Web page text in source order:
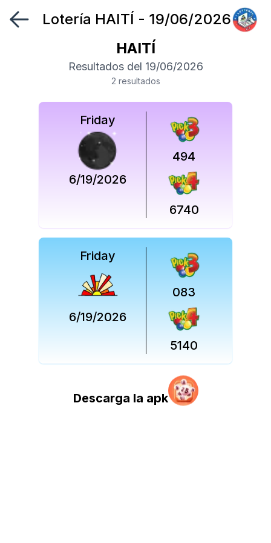
SíguenosLotería HAITÍ - 19/06/2026
HAITÍ
Resultados del 19/06/2026
2 resultados
Friday
6/19/2026
494
6740
Friday
6/19/2026
083
5140
Descarga la apk